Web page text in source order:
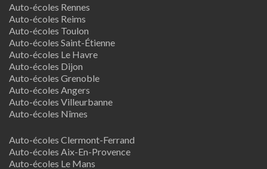
Auto-écoles Rennes
Auto-écoles Reims
Auto-écoles Toulon
Auto-écoles Saint-Étienne
Auto-écoles Le Havre
Auto-écoles Dijon
Auto-écoles Grenoble
Auto-écoles Angers
Auto-écoles Villeurbanne
Auto-écoles Nîmes
Auto-écoles Clermont-Ferrand
Auto-écoles Aix-En-Provence
Auto-écoles Le Mans